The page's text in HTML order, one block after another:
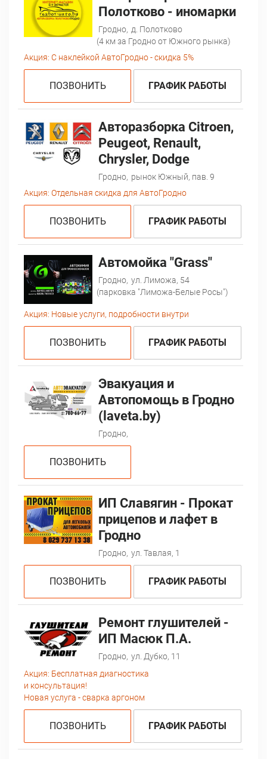
Полотково - иномарки
Гродно, д. Полотково
(4 км за Гродно от Южного рынка)
Акция: С наклейкой АвтоГродно - скидка 5%
ПОЗВОНИТЬ ГРАФИК РАБОТЫ
Авторазборка Citroen,
Peugeot, Renault,
Chrysler, Dodge
Гродно, рынок Южный, пав. 9
Акция: Отдельная скидка для АвтоГродно
ПОЗВОНИТЬ ГРАФИК РАБОТЫ
Автомойка "Grass"
Гродно, ул. Лиможа, 54
(парковка "Лиможа-Белые Росы")
Акция: Новые услуги, подробности внутри
ПОЗВОНИТЬ ГРАФИК РАБОТЫ
Эвакуация и
Автопомощь в Гродно
(laveta.by)
Гродно,
ПОЗВОНИТЬ
ИП Славягин - Прокат
прицепов и лафет в
Гродно
Гродно, ул. Тавлая, 1
ПОЗВОНИТЬ ГРАФИК РАБОТЫ
Ремонт глушителей -
ИП Масюк П.А.
Гродно, ул. Дубко, 11
Акция: Бесплатная диагностика
и консультация!
Новая услуга - сварка аргоном
ПОЗВОНИТЬ ГРАФИК РАБОТЫ